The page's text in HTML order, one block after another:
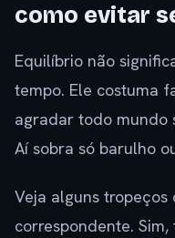
como evitar
Equilíbrio não
tempo. Ele costuma
agradar todo mundo
Aí sobra só barulho
Veja alguns
correspondente.